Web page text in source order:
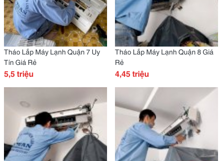
Tháo Lắp Máy Lạnh Quận 7 Uy
Tín Giá Rẻ
5,5 triệu
Tháo Lắp Máy Lạnh Quận 8 Giá
Rẻ
4,45 triệu